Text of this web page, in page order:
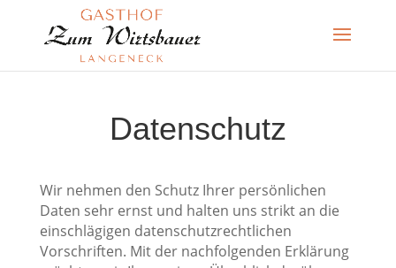
Datenschutz
Wir nehmen den Schutz Ihrer persönlichen
Daten sehr ernst und halten uns strikt an die
einschlägigen datenschutzrechtlichen
Vorschriften. Mit der nachfolgenden Erklärung